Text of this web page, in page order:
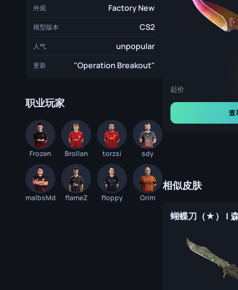
外观 Factory New
模型版本 CS2
人气 unpopular
更新 "Operation Breakout"
职业玩家
Frozen Brollan torzsi sdy
malbsMd flameZ floppy Grim
起价
查
相似皮肤